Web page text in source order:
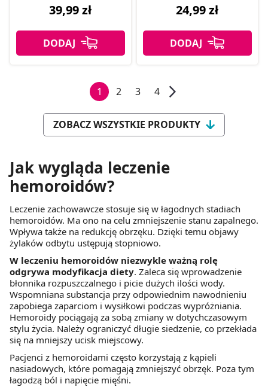
39,99 zł 24,99 zł
1 2 3 4
ZOBACZ WSZYSTKIE PRODUKTY
Jak wygląda leczenie
hemoroidów?
Leczenie zachowawcze stosuje się w łagodnych stadiach
hemoroidów. Ma ono na celu zmniejszenie stanu zapalnego.
Wpływa także na redukcję obrzęku. Dzięki temu objawy
żylaków odbytu ustępują stopniowo.
W leczeniu hemoroidów niezwykle ważną rolę
odgrywa modyfikacja diety. Zaleca się wprowadzenie
błonnika rozpuszczalnego i picie dużych ilości wody.
Wspomniana substancja przy odpowiednim nawodnieniu
zapobiega zaparciom i wysiłkowi podczas wypróżniania.
Hemoroidy pociągają za sobą zmiany w dotychczasowym
stylu życia. Należy ograniczyć długie siedzenie, co przekłada
się na mniejszy ucisk miejscowy.
Pacjenci z hemoroidami często korzystają z kąpieli
nasiadowych, które pomagają zmniejszyć obrzęk. Poza tym
łagodzą ból i napięcie mięśni.